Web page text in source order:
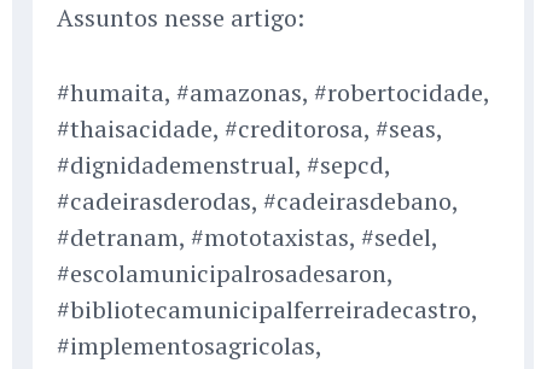
Assuntos nesse artigo:
#humaita, #amazonas, #robertocidade,
#thaisacidade, #creditorosa, #seas,
#dignidademenstrual, #sepcd,
#cadeirasderodas, #cadeirasdebano,
#detranam, #mototaxistas, #sedel,
#escolamunicipalrosadesaron,
#bibliotecamunicipalferreiradecastro,
#implementosagricolas,